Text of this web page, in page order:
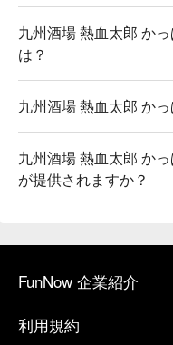
九州酒場 熱血太郎 か
は？
九州酒場 熱血太郎 か
九州酒場 熱血太郎 か
が提供されますか？
FunNow 企業紹介
利用規約